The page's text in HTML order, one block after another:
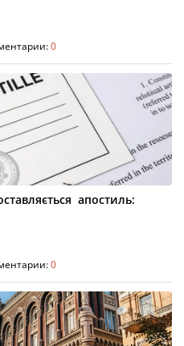
0
апостиль:
0